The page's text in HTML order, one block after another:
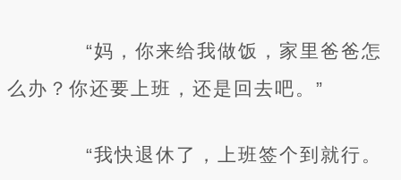
“妈，你来给我做饭，家里爸爸怎
么办？你还要上班，还是回去吧。”
“我快退休了，上班签个到就行。